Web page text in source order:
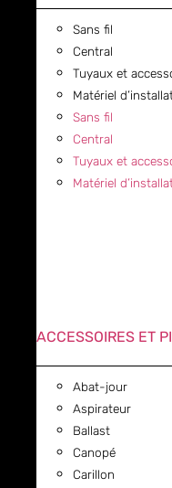
Sans fil
Central
Tuyaux et
Matériel
Sans fil
Central
Tuyaux et
Matériel
ACCESSOIRES ET
Abat-jour
Aspirateur
Ballast
Canopé
Carillon